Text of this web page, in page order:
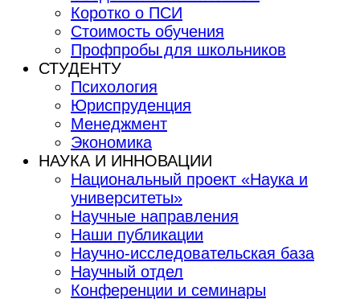
Коротко о ПСИ
Стоимость обучения
Профпробы для школьников
СТУДЕНТУ
Психология
Юриспруденция
Менеджмент
Экономика
НАУКА И ИННОВАЦИИ
Национальный проект «Наука и
университеты»
Научные направления
Наши публикации
Научно-исследовательская база
Научный отдел
Конференции и семинары